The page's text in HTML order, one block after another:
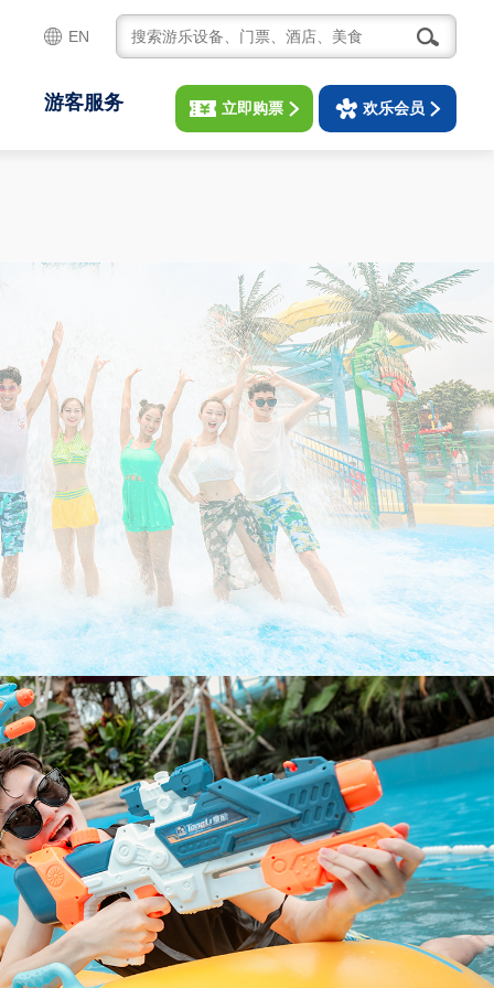
游客服务
EN
立即购票 欢乐会员